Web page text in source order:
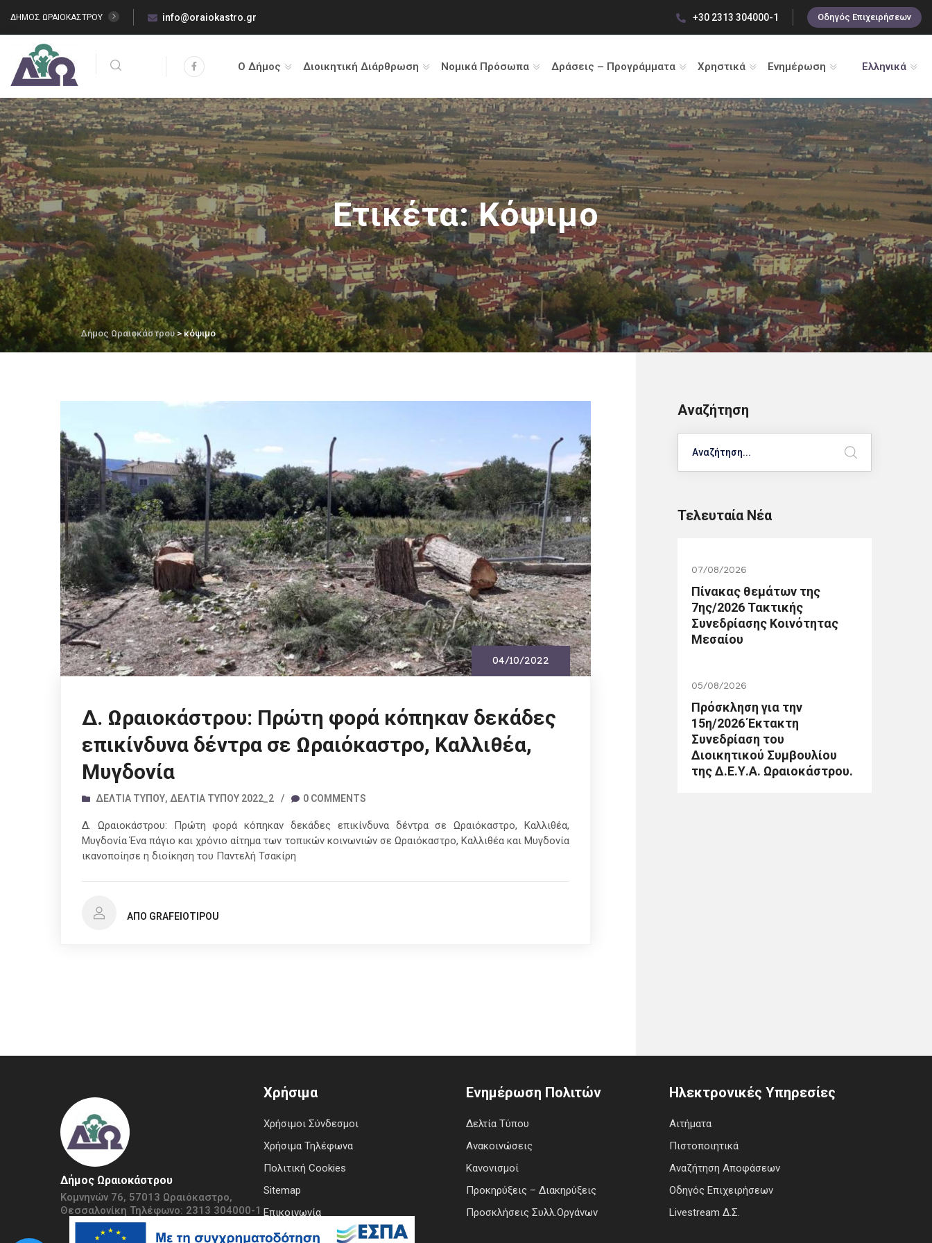
ΔΗΜΟΣ ΩΡΑΙΟΚΑΣΤΡΟΥ info@oraiokastro.gr +30 2313 304000-1 Οδηγός Επιχειρήσεων
Ο Δήμος Διοικητική Διάρθρωση Νομικά Πρόσωπα Δράσεις – Προγράμματα Χρηστικά Ενημέρωση Ελληνικά
Ετικέτα:Κόψιμο
Δήμος Ωραιοκάστρου> κόψιμο
04/10/2022
Δ. Ωραιοκάστρου: Πρώτη φορά κόπηκαν δεκάδες
επικίνδυνα δέντρα σε Ωραιόκαστρο, Καλλιθέα,
Μυγδονία
ΔΕΛΤΊΑ ΤΎΠΟΥ, ΔΕΛΤΊΑ ΤΎΠΟΥ 2022_2 / 0 COMMENTS
Δ. Ωραιοκάστρου: Πρώτη φορά κόπηκαν δεκάδες επικίνδυνα δέντρα σε Ωραιόκαστρο, Καλλιθέα,
Μυγδονία Ένα πάγιο και χρόνιο αίτημα των τοπικών κοινωνιών σε Ωραιόκαστρο, Καλλιθέα και Μυγδονία
ικανοποίησε η διοίκηση του Παντελή Τσακίρη
ΑΠΌ GRAFEIOTIPOU
Αναζήτηση
Τελευταία Νέα
07/08/2026
Πίνακας θεμάτων της
7ης/2026 Τακτικής
Συνεδρίασης Κοινότητας
Μεσαίου
05/08/2026
Πρόσκληση για την
15η/2026 Έκτακτη
Συνεδρίαση του
Διοικητικού Συμβουλίου
της Δ.Ε.Υ.Α. Ωραιοκάστρου.
Δήμος Ωραιοκάστρου
Κομνηνών 76, 57013 Ωραιόκαστρο,
Θεσσαλονίκη Τηλέφωνο: 2313 304000-1
Χρήσιμα
Χρήσιμοι Σύνδεσμοι
Χρήσιμα Τηλέφωνα
Πολιτική Cookies
Sitemap
Επικοινωνία
Ενημέρωση Πολιτών
Δελτία Τύπου
Ανακοινώσεις
Κανονισμοί
Προκηρύξεις – Διακηρύξεις
Προσκλήσεις Συλλ.Οργάνων
Ηλεκτρονικές Υπηρεσίες
Αιτήματα
Πιστοποιητικά
Αναζήτηση Αποφάσεων
Οδηγός Επιχειρήσεων
Livestream Δ.Σ.